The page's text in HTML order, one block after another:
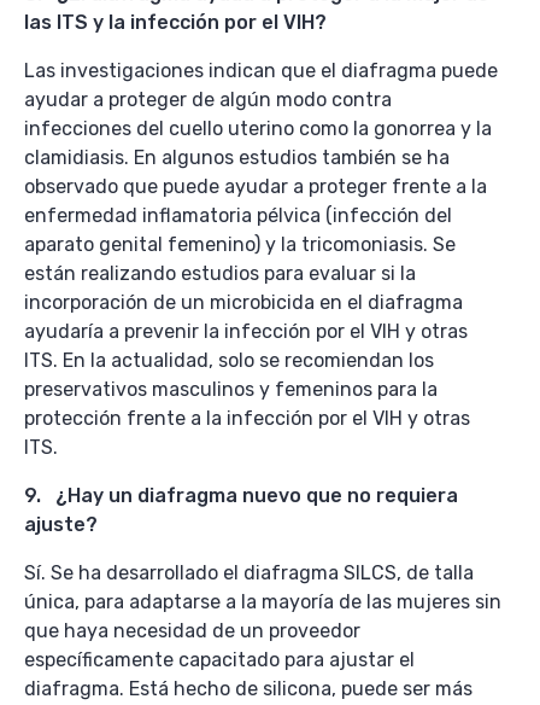
las ITS y la infección por el VIH?
Las investigaciones indican que el diafragma puede
ayudar a proteger de algún modo contra
infecciones del cuello uterino como la gonorrea y la
clamidiasis. En algunos estudios también se ha
observado que puede ayudar a proteger frente a la
enfermedad inflamatoria pélvica (infección del
aparato genital femenino) y la tricomoniasis. Se
están realizando estudios para evaluar si la
incorporación de un microbicida en el diafragma
ayudaría a prevenir la infección por el VIH y otras
ITS. En la actualidad, solo se recomiendan los
preservativos masculinos y femeninos para la
protección frente a la infección por el VIH y otras
ITS.
9. ¿Hay un diafragma nuevo que no requiera
ajuste?
Sí. Se ha desarrollado el diafragma SILCS, de talla
única, para adaptarse a la mayoría de las mujeres sin
que haya necesidad de un proveedor
específicamente capacitado para ajustar el
diafragma. Está hecho de silicona, puede ser más